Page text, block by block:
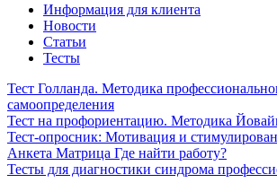
Информация для клиента
Новости
Статьи
Тесты
Тест Голланда. Методика
самоопределения
Тест на профориентацию. Методика
Тест-опросник: Мотивация и
Анкета Матрица Где найти работу?
Тесты для диагностики синдрома